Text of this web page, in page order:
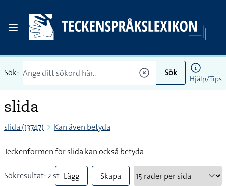
Sök: Sök
Hjälp/Tips
slida
slida (13747) Kan även betyda
Teckenformen för slida kan också betyda
Sökresultat: 2 st Lägg
Skapa